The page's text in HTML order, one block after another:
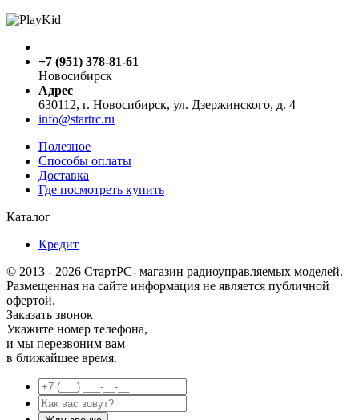
+7 (951) 378-81-61
Новосибирск
Адрес
630112, г. Новосибирск, ул. Дзержинского, д. 4
info@startrc.ru
Полезное
Способы оплаты
Доставка
Где посмотреть купить
Каталог
Кредит
© 2013 - 2026 СтартРС- магазин радиоуправляемых моделей.
Размещенная на сайте информация не является публичной
офертой.
Заказать звонок
Укажите номер телефона,
и мы перезвоним вам
в ближайшее время.